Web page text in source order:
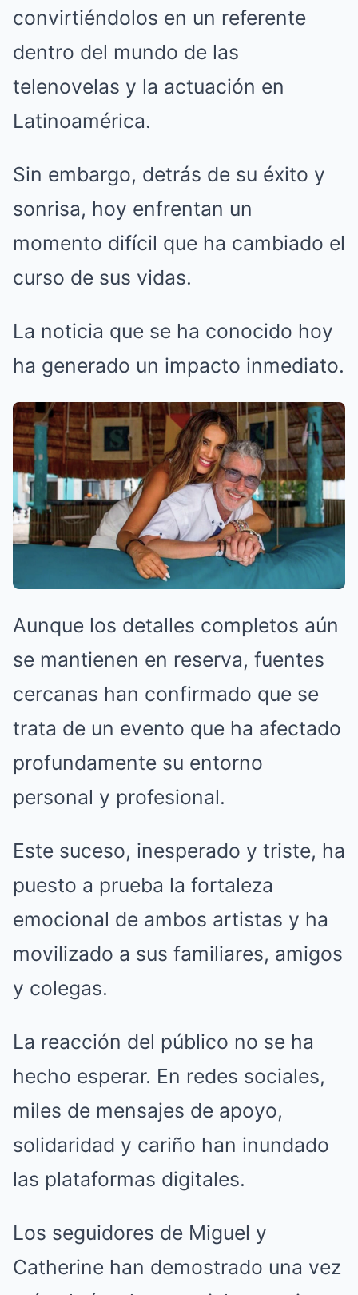
convirtiéndolos en un referente
dentro del mundo de las
telenovelas y la actuación en
Latinoamérica.
Sin embargo, detrás de su éxito y
sonrisa, hoy enfrentan un
momento difícil que ha cambiado el
curso de sus vidas.
La noticia que se ha conocido hoy
ha generado un impacto inmediato.
Aunque los detalles completos aún
se mantienen en reserva, fuentes
cercanas han confirmado que se
trata de un evento que ha afectado
profundamente su entorno
personal y profesional.
Este suceso, inesperado y triste, ha
puesto a prueba la fortaleza
emocional de ambos artistas y ha
movilizado a sus familiares, amigos
y colegas.
La reacción del público no se ha
hecho esperar. En redes sociales,
miles de mensajes de apoyo,
solidaridad y cariño han inundado
las plataformas digitales.
Los seguidores de Miguel y
Catherine han demostrado una vez